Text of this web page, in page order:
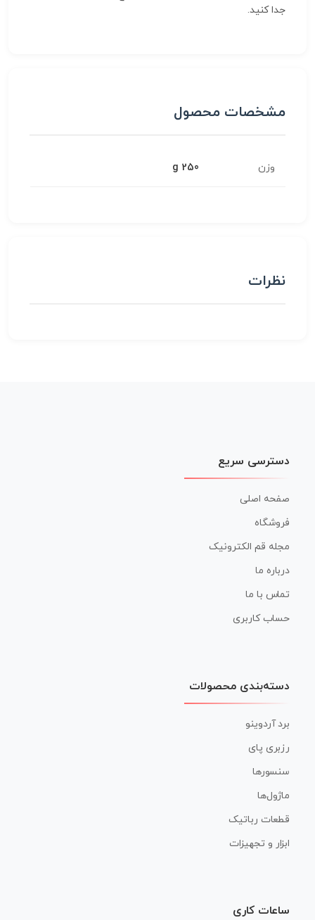
جدا کنید.
مشخصات محصول
وزن 250 g
نظرات
دسترسی سریع
صفحه اصلی
فروشگاه
مجله قم الکترونیک
درباره ما
تماس با ما
حساب کاربری
دسته‌بندی محصولات
برد آردوینو
رزبری پای
سنسورها
ماژول‌ها
قطعات رباتیک
ابزار و تجهیزات
ساعات کاری